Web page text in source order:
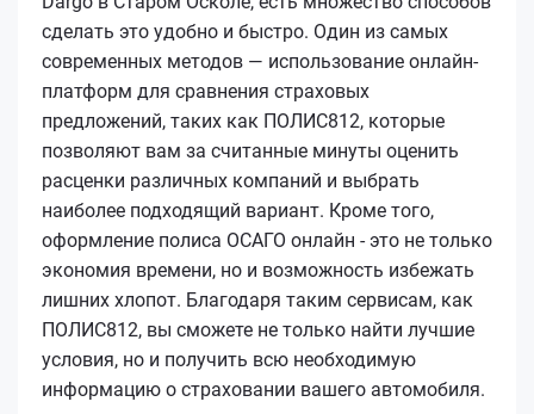
сделать это удобно и быстро. Один из самых
современных методов — использование онлайн-
платформ для сравнения страховых
предложений, таких как ПОЛИС812, которые
позволяют вам за считанные минуты оценить
расценки различных компаний и выбрать
наиболее подходящий вариант. Кроме того,
оформление полиса ОСАГО онлайн - это не только
экономия времени, но и возможность избежать
лишних хлопот. Благодаря таким сервисам, как
ПОЛИС812, вы сможете не только найти лучшие
условия, но и получить всю необходимую
информацию о страховании вашего автомобиля.